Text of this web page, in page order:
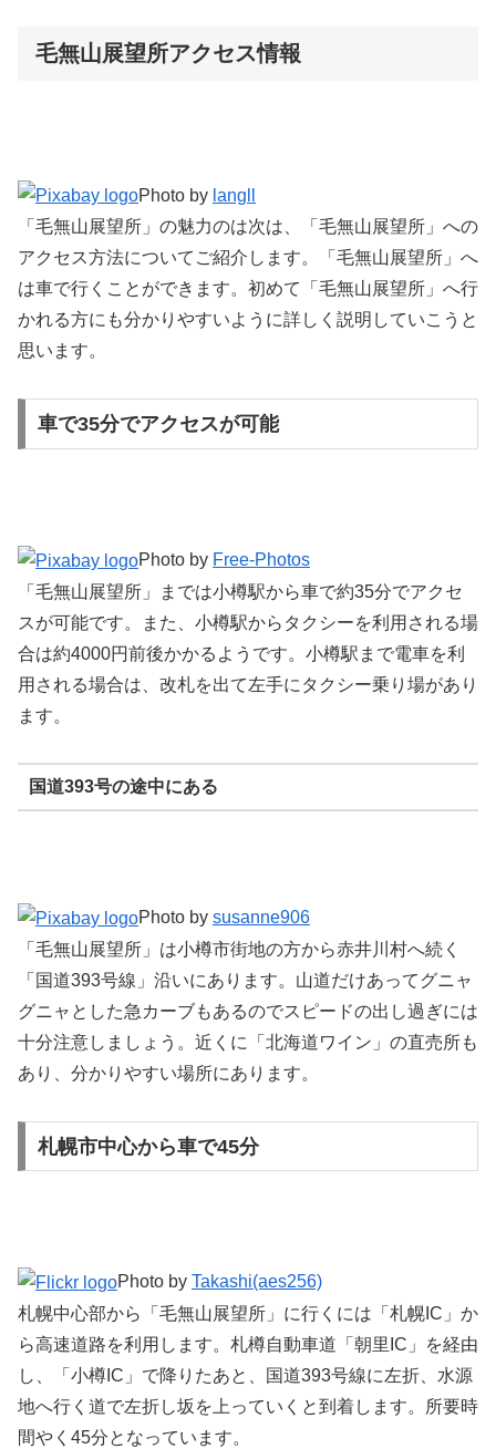
毛無山展望所アクセス情報
Photo by langll
「毛無山展望所」の魅力のは次は、「毛無山展望所」への
アクセス方法についてご紹介します。「毛無山展望所」へ
は車で行くことができます。初めて「毛無山展望所」へ行
かれる方にも分かりやすいように詳しく説明していこうと
思います。
車で35分でアクセスが可能
Photo by Free-Photos
「毛無山展望所」までは小樽駅から車で約35分でアクセ
スが可能です。また、小樽駅からタクシーを利用される場
合は約4000円前後かかるようです。小樽駅まで電車を利
用される場合は、改札を出て左手にタクシー乗り場があり
ます。
国道393号の途中にある
Photo by susanne906
「毛無山展望所」は小樽市街地の方から赤井川村へ続く
「国道393号線」沿いにあります。山道だけあってグニャ
グニャとした急カーブもあるのでスピードの出し過ぎには
十分注意しましょう。近くに「北海道ワイン」の直売所も
あり、分かりやすい場所にあります。
札幌市中心から車で45分
Photo by Takashi(aes256)
札幌中心部から「毛無山展望所」に行くには「札幌IC」か
ら高速道路を利用します。札樽自動車道「朝里IC」を経由
し、「小樽IC」で降りたあと、国道393号線に左折、水源
地へ行く道で左折し坂を上っていくと到着します。所要時
間やく45分となっています。